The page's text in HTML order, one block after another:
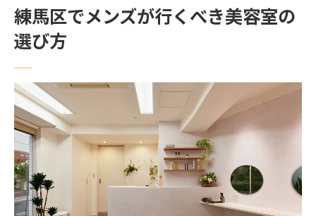
個性派メンズにぴったりの練馬区の美容室
髪型で自己表現を叶える美容室選び
あなたの個性を輝かせる美容室とは
個性を大切にするスタイリストの特徴
美容室で実現するユニークなスタイル
美容室で発見する新たな自分練馬区メンズ編
新しい自分を見つけるための美容室体験
練馬区でメンズが行くべき美容室の
選び方